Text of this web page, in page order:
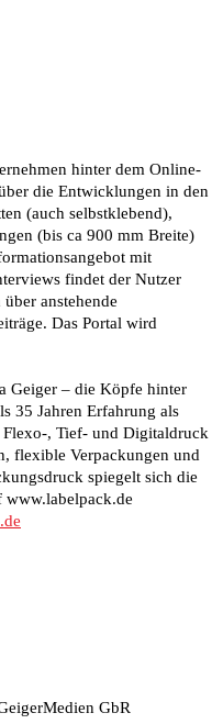
hinter dem Online-
die Entwicklungen in den
(auch selbstklebend),
(bis ca 900 mm Breite)
mit
findet der Nutzer
anstehende
Das Portal wird
Geiger – die Köpfe hinter
35 Jahren Erfahrung als
, Tief- und Digitaldruck
flexible Verpackungen und
spiegelt sich die
www.labelpack.de
GbR